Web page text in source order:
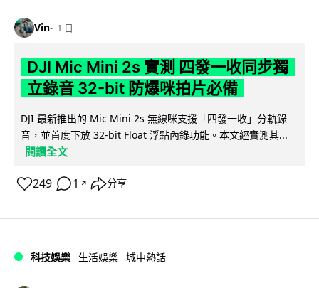
Vin 1 日
DJI Mic Mini 2s 實測 四發一收同步獨
立錄音 32-bit 防爆咪拍片必備
DJI 最新推出的 Mic Mini 2s 無線咪支援「四發一收」分軌錄
音，並首度下放 32-bit Float 浮點內錄功能。本文經實測其...
閱讀全文
249 1 ↗ 分享
科技娛樂 生活娛樂 城中熱話